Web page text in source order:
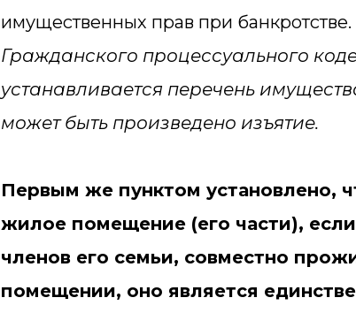
имущественных прав при банкротстве.
Гражданского процессуального
устанавливается перечень
может быть произведено изъятие.
Первым же пунктом установлено,
жилое помещение (его части),
членов его семьи, совместно
помещении, оно является